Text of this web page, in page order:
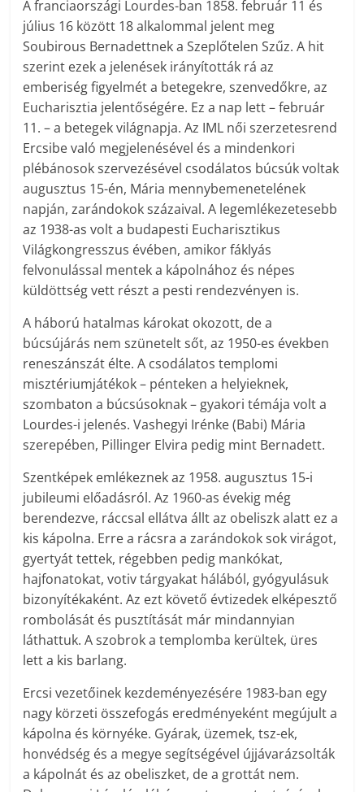
A franciaországi Lourdes-ban 1858. február 11 és
július 16 között 18 alkalommal jelent meg
Soubirous Bernadettnek a Szeplőtelen Szűz. A hit
szerint ezek a jelenések irányították rá az
emberiség figyelmét a betegekre, szenvedőkre, az
Eucharisztia jelentőségére. Ez a nap lett – február
11. – a betegek világnapja. Az IML női szerzetesrend
Ercsibe való megjelenésével és a mindenkori
plébánosok szervezésével csodálatos búcsúk voltak
augusztus 15-én, Mária mennybemenetelének
napján, zarándokok százaival. A legemlékezetesebb
az 1938-as volt a budapesti Eucharisztikus
Világkongresszus évében, amikor fáklyás
felvonulással mentek a kápolnához és népes
küldöttség vett részt a pesti rendezvényen is.
A háború hatalmas károkat okozott, de a
búcsújárás nem szünetelt sőt, az 1950-es években
reneszánszát élte. A csodálatos templomi
misztériumjátékok – pénteken a helyieknek,
szombaton a búcsúsoknak – gyakori témája volt a
Lourdes-i jelenés. Vashegyi Irénke (Babi) Mária
szerepében, Pillinger Elvira pedig mint Bernadett.
Szentképek emlékeznek az 1958. augusztus 15-i
jubileumi előadásról. Az 1960-as évekig még
berendezve, ráccsal ellátva állt az obeliszk alatt ez a
kis kápolna. Erre a rácsra a zarándokok sok virágot,
gyertyát tettek, régebben pedig mankókat,
hajfonatokat, votiv tárgyakat hálából, gyó­gyulásuk
bizonyítékaként. Az ezt követő évtizedek elképesztő
rombolását és pusztítását már mindannyian
láthattuk. A szobrok a templomba kerültek, üres
lett a kis barlang.
Ercsi vezetőinek kezdeményezésére 1983-ban egy
nagy körzeti összefogás eredményeként megújult a
kápolna és környéke. Gyárak, üzemek, tsz-ek,
honvédség és a megye segítségével újjávarázsolták
a kápolnát és az obeliszket, de a grottát nem.